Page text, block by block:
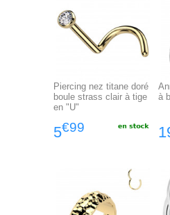
Piercing nez titane doré
boule strass clair à tige
en "U"
5€99
à